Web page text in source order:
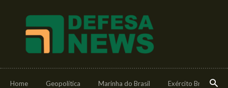
Home Geopolítica Marinha do Brasil Exército Brasileiro